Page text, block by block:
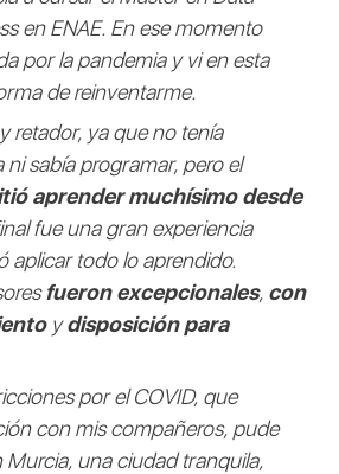
en ENAE. En ese momento
por la pandemia y vi en esta
de reinventarme.
retador, ya que no tenía
ni sabía programar, pero el
aprender muchísimo desde
fue una gran experiencia
aplicar todo lo aprendido.
fueron excepcionales, con
ydisposición para
por el COVID, que
con mis compañeros, pude
Murcia, una ciudad tranquila,